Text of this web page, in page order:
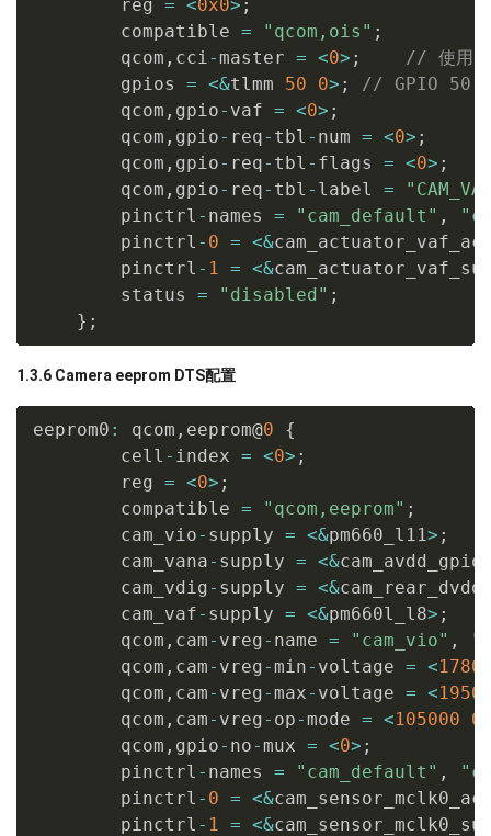
        reg
= <0x0> ;
        compatible
= "qcom,ois" ;
        qcom
, cci-master = <0> ;
// 使用
        gpios
= <&tlmm 50 0> ;
// GPIO 50
        qcom
, gpio- vaf = <0> ;
        qcom
, gpio- req- tbl - num = <0> ;
        qcom
, gpio- req- tbl - flags = <0> ;
        qcom
, gpio- req- tbl - label =
        pinctrl
- names = "cam_default" ,
        pinctrl
- 0 = <&
        pinctrl
- 1 = <&
        status
= "disabled" ;
} ;
1.3.6 Camera eeprom DTS配置
eeprom0 : qcom , eeprom@0
{
        cell
- index = <0> ;
        reg
= <0> ;
        compatible
= "qcom,eeprom" ;
        cam_vio
- supply = <&pm660_l11> ;
        cam_vana
- supply = <&
        cam_vdig
- supply = <&
        cam_vaf
- supply = <&pm660l_l8> ;
        qcom
, cam- vreg- name = "cam_vio" ,
        qcom
, cam- vreg-min- voltage = <
        qcom
, cam- vreg-max- voltage = <
        qcom
, cam- vreg- op-mode = <105000
0
        qcom
, gpio- no-mux = <0> ;
        pinctrl
- names = "cam_default" ,
        pinctrl
- 0 = <&
        pinctrl
- 1 = <&